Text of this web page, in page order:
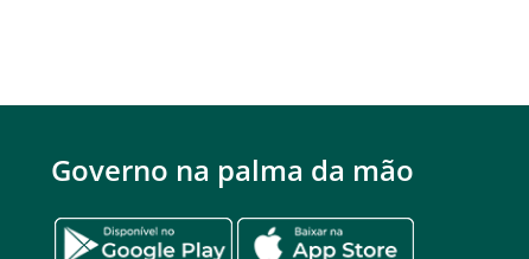
Governo na palma da mão